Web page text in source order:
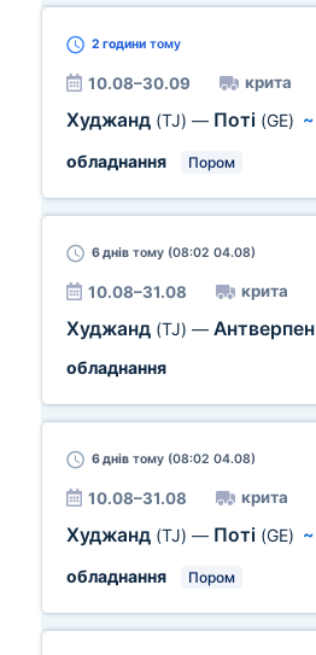
2 години тому
10.08–30.09 крита
Худжанд (TJ) — Поті (GE) ~
обладнання
Пором
6 днів тому (08:02 04.08)
10.08–31.08 крита
Худжанд (TJ) — Антверпен
обладнання
6 днів тому (08:02 04.08)
10.08–31.08 крита
Худжанд (TJ) — Поті (GE) ~
обладнання
Пором